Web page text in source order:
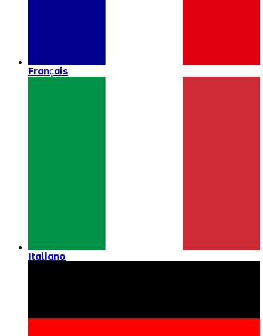
Français
Italiano